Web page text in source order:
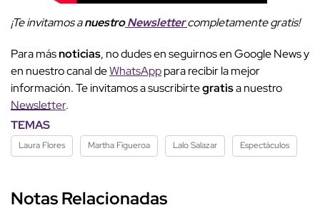
¡Te invitamos anuestroNewslettercompletamente gratis!
Para másnoticias, no dudes en seguirnos en Google News y
en nuestro canal deWhatsApppara recibir la mejor
información. Te invitamos a suscribirtegratisa nuestro
Newsletter.
TEMAS
Laura Flores Martha Figueroa Lalo Salazar Espectáculos
Notas Relacionadas